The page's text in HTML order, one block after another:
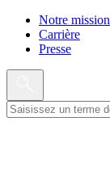
Notre mission
Carrière
Presse